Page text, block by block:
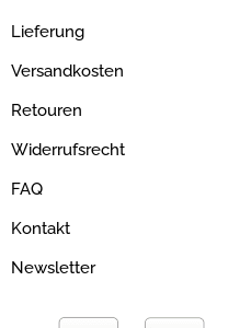
Lieferung
Versandkosten
Retouren
Widerrufsrecht
FAQ
Kontakt
Newsletter